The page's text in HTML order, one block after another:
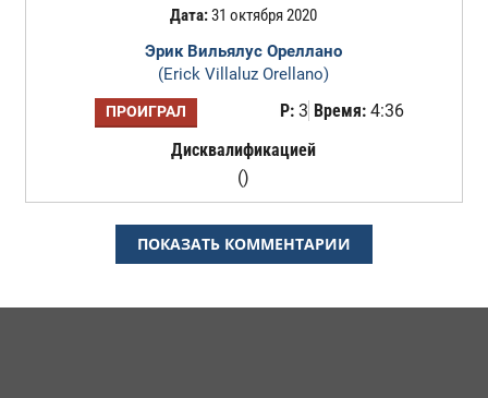
Дата:31 октября 2020
Эрик Вильялус Ореллано
(Erick Villaluz Orellano)
ПРОИГРАЛ Р:3 Время:4:36
Дисквалификацией
()
ПОКАЗАТЬ КОММЕНТАРИИ